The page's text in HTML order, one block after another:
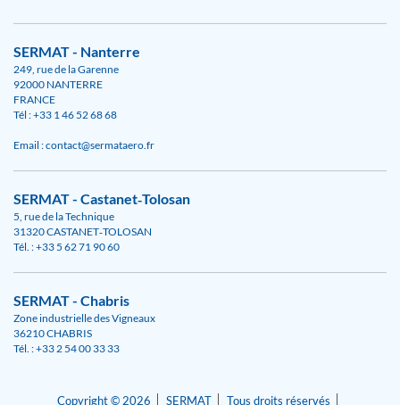
SERMAT - Nanterre
249, rue de la Garenne
92000 NANTERRE
FRANCE
Tél : +33 1 46 52 68 68
Email : contact@sermataero.fr
SERMAT - Castanet‑Tolosan
5, rue de la Technique
31320 CASTANET‑TOLOSAN
Tél. : +33 5 62 71 90 60
SERMAT - Chabris
Zone industrielle des Vigneaux
36210 CHABRIS
Tél. : +33 2 54 00 33 33
Copyright © 2026 SERMAT Tous droits réservés